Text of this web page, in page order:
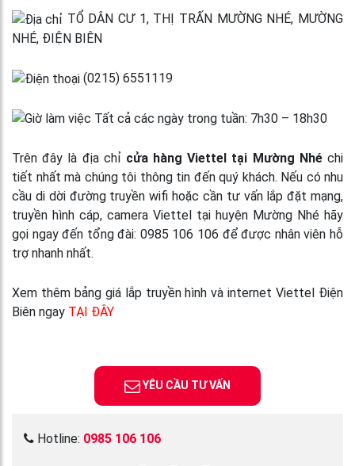
TỔ DÂN CƯ 1, THỊ TRẤN MƯỜNG NHÉ, MƯỜNG
NHÉ, ĐIỆN BIÊN
(0215) 6551119
Tất cả các ngày trong tuần: 7h30 – 18h30
Trên đây là địa chỉ cửa hàng Viettel tại Mường Nhéchi
tiết nhất mà chúng tôi thông tin đến quý khách. Nếu có nhu
cầu di dời đường truyền wifi hoặc cần tư vấn lắp đặt mạng,
truyền hình cáp, camera Viettel tại huyện Mường Nhé hãy
gọi ngay đến tổng đài: 0985 106 106 để được nhân viên hỗ
trợ nhanh nhất.
Xem thêm bảng giá lắp truyền hình và internet Viettel Điện
Biên ngay TẠI ĐÂY
YÊU CẦU TƯ VẤN
Hotline: 0985 106 106